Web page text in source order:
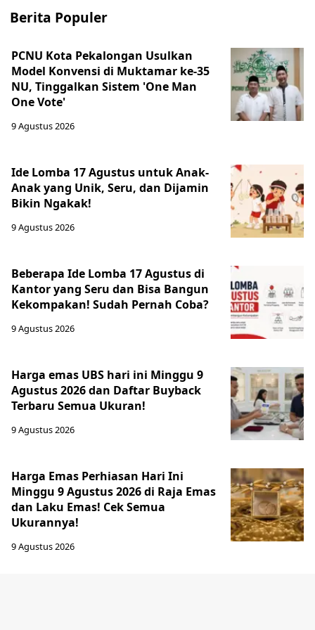
Berita Populer
PCNU Kota Pekalongan Usulkan
Model Konvensi di Muktamar ke-35
NU, Tinggalkan Sistem 'One Man
One Vote'
9 Agustus 2026
Ide Lomba 17 Agustus untuk Anak-
Anak yang Unik, Seru, dan Dijamin
Bikin Ngakak!
9 Agustus 2026
Beberapa Ide Lomba 17 Agustus di
Kantor yang Seru dan Bisa Bangun
Kekompakan! Sudah Pernah Coba?
9 Agustus 2026
Harga emas UBS hari ini Minggu 9
Agustus 2026 dan Daftar Buyback
Terbaru Semua Ukuran!
9 Agustus 2026
Harga Emas Perhiasan Hari Ini
Minggu 9 Agustus 2026 di Raja Emas
dan Laku Emas! Cek Semua
Ukurannya!
9 Agustus 2026